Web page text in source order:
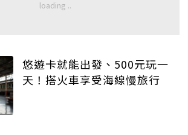
悠遊卡就能出發、500元玩一
天！搭火車享受海線慢旅行